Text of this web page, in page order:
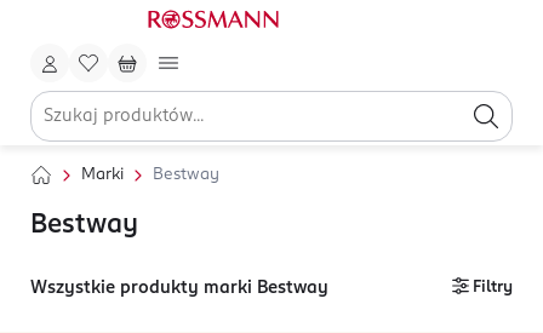
Marki Bestway
Bestway
Wszystkie produkty marki Bestway Filtry